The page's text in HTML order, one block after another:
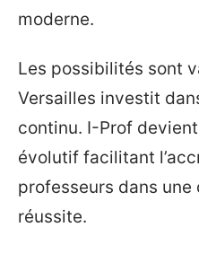
moderne.
Les possibilités sont
Versailles investit
continu. I-Prof
évolutif facilitant
professeurs dans une
réussite.